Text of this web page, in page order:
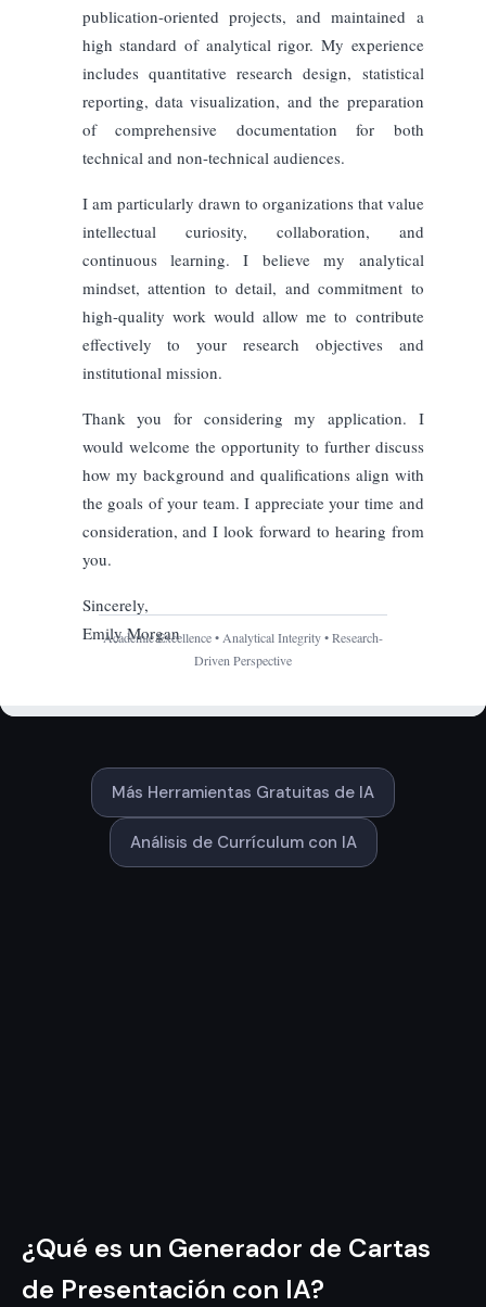
Más Herramientas Gratuitas de IA
Análisis de Currículum con IA
¿Qué es un Generador de Cartas
de Presentación con IA?